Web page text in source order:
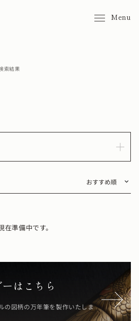
Menu
索結果
在準備中です。
はこちら
の図柄の万年筆を製作いたしま